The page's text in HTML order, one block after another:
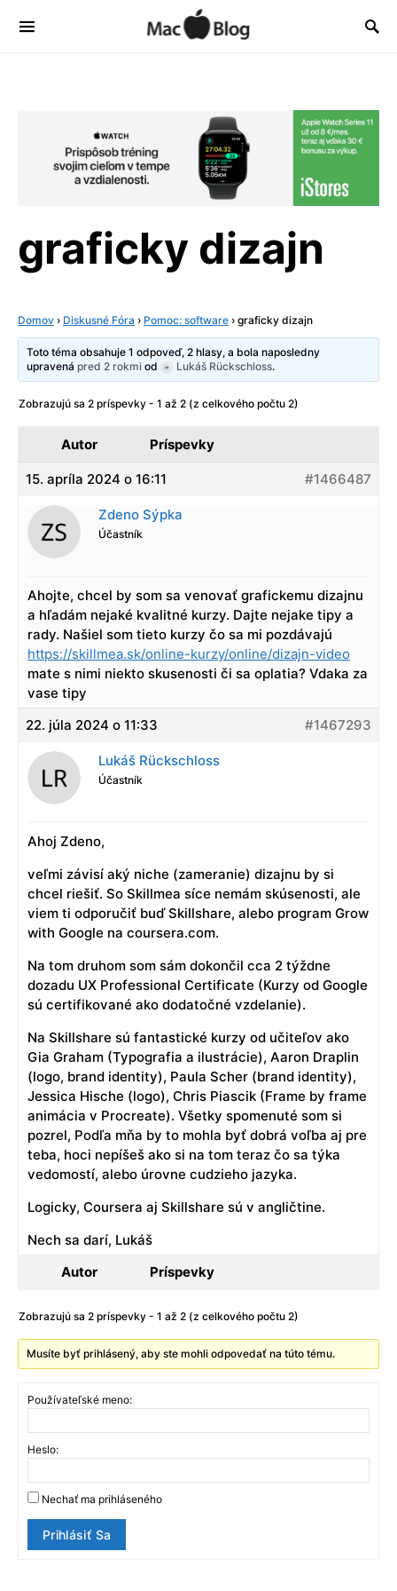
graficky dizajn
Domov › Diskusné Fóra › Pomoc: software › graficky dizajn
Toto téma obsahuje 1 odpoveď, 2 hlasy, a bola naposledny
upravenápred 2 rokmi od Lukáš Rückschloss.
Zobrazujú sa 2 príspevky - 1 až 2 (z celkového počtu 2)
Autor Príspevky
15. apríla 2024 o 16:11 #1466487
Zdeno Sýpka
Účastník
Ahojte, chcel by som sa venovať grafickemu dizajnu
a hľadám nejaké kvalitné kurzy. Dajte nejake tipy a
rady. Našiel som tieto kurzy čo sa mi pozdávajú
https://skillmea.sk/online-kurzy/online/dizajn-video
mate s nimi niekto skusenosti či sa oplatia? Vdaka za
vase tipy
22. júla 2024 o 11:33
#1467293
Lukáš Rückschloss
Účastník
Ahoj Zdeno,
veľmi závisí aký niche (zameranie) dizajnu by si
chcel riešiť. So Skillmea síce nemám skúsenosti, ale
viem ti odporučiť buď Skillshare, alebo program Grow
with Google na coursera.com.
Na tom druhom som sám dokončil cca 2 týždne
dozadu UX Professional Certificate (Kurzy od Google
sú certifikované ako dodatočné vzdelanie).
Na Skillshare sú fantastické kurzy od učiteľov ako
Gia Graham (Typografia a ilustrácie), Aaron Draplin
(logo, brand identity), Paula Scher (brand identity),
Jessica Hische (logo), Chris Piascik (Frame by frame
animácia v Procreate). Všetky spomenuté som si
pozrel, Podľa mňa by to mohla byť dobrá voľba aj pre
teba, hoci nepíšeš ako si na tom teraz čo sa týka
vedomostí, alebo úrovne cudzieho jazyka.
Logicky, Coursera aj Skillshare sú v angličtine.
Nech sa darí, Lukáš
Autor
Príspevky
Zobrazujú sa 2 príspevky - 1 až 2 (z celkového počtu 2)
Musíte byť prihlásený, aby ste mohli odpovedať na túto tému.
Používateľské meno:
Heslo:
Nechať ma prihláseného
Prihlásiť Sa